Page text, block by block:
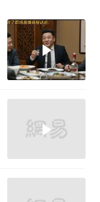
体市民书》
来没有“独立”过
讲落泪